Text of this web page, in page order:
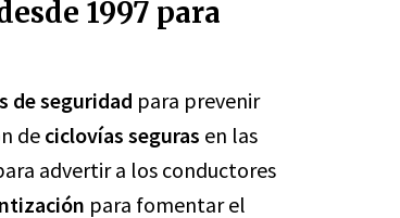
1997 para
de seguridad para prevenir
deciclovías seguras en las
advertir a los conductores
para fomentar el